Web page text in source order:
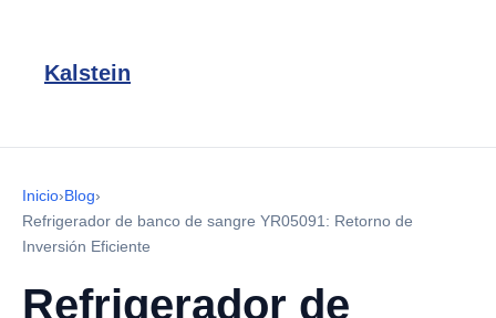
Kalstein
Inicio›Blog›
Refrigerador de banco de sangre YR05091: Retorno de
Inversión Eficiente
Refrigerador de